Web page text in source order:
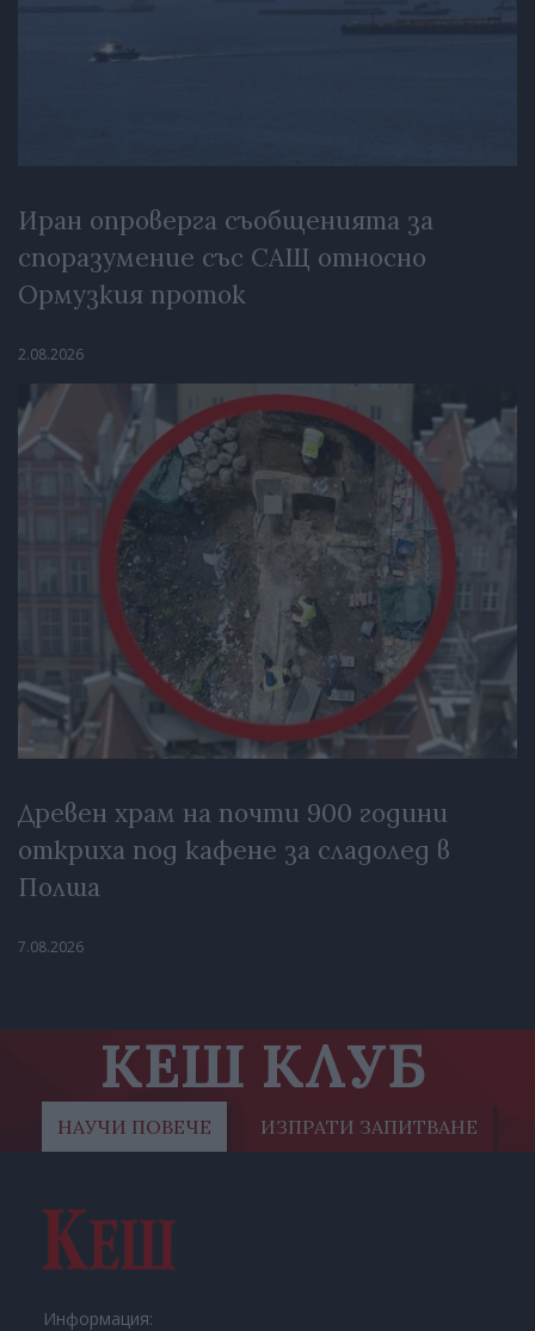
Иран опроверга съобщенията за
споразумение със САЩ относно
Ормузкия проток
2.08.2026
Древен храм на почти 900 години
откриха под кафене за сладолед в
Полша
7.08.2026
КЕШ КЛУБ
НАУЧИ ПОВЕЧЕ ИЗПРАТИ ЗАПИТВАНЕ
Информация: